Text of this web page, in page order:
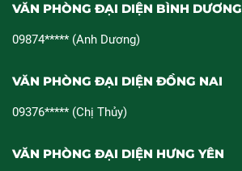
VĂN PHÒNG ĐẠI DIỆN BÌNH DƯƠNG
09874***** (Anh Dương)
VĂN PHÒNG ĐẠI DIỆN ĐỒNG NAI
09376***** (Chị Thủy)
VĂN PHÒNG ĐẠI DIỆN HƯNG YÊN